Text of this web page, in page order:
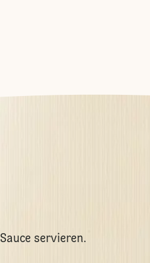
servieren.